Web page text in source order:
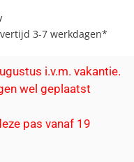
3-7 werkdagen*
i.v.m. vakantie.
wel geplaatst
pas vanaf 19